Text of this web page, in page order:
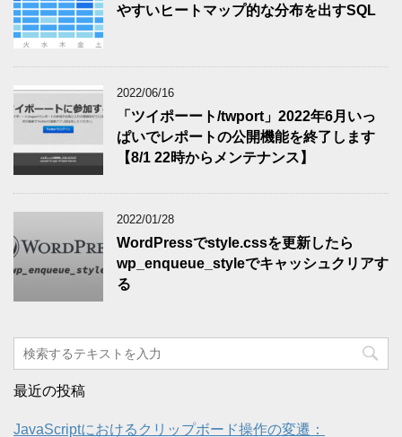
やすいヒートマップ的な分布を出すSQL
2022/06/16
「ツイポーート/twport」2022年6月いっ
ぱいでレポートの公開機能を終了します
【8/1 22時からメンテナンス】
2022/01/28
WordPressでstyle.cssを更新したら
wp_enqueue_styleでキャッシュクリアす
る
最近の投稿
JavaScriptにおけるクリップボード操作の変遷：